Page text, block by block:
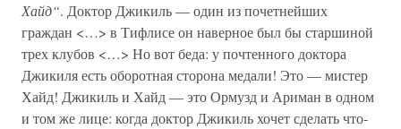
Хайд“. Доктор Джикиль — один из почетнейших
граждан <…> в Тифлисе он наверное был бы старшиной
трех клубов <…> Но вот беда: у почтенного доктора
Джикиля есть оборотная сторона медали! Это — мистер
Хайд! Джикиль и Хайд — это Ормузд и Ариман в одном
и том же лице: когда доктор Джикиль хочет сделать что-